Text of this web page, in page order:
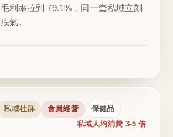
利率拉到 79.1%，同一套私域立刻
氣。
私域社群 會員經營 保健品
私域人均消費 3-5 倍